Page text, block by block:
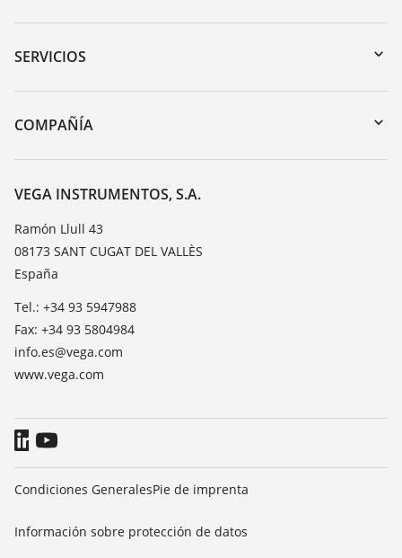
Zona de descarga
Búsqueda por número de serie
DTM Collection/PACTware
SERVICIOS
Devolución de instrumentos
Cursos de formacion
Lista de resistencias
TeamViewer
COMPAÑÍA
Acerca de VEGA
Contacto
Notícias
Prensa
Blog
VEGA INSTRUMENTOS, S.A.
Ramón Llull 43
08173 SANT CUGAT DEL VALLÈS
España
Tel.: +34 93 5947988
Fax: +34 93 5804984
info.es@vega.com
www.vega.com
Condiciones GeneralesPie de imprenta
Información sobre protección de datos